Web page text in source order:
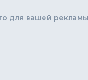
для вашей рекламы